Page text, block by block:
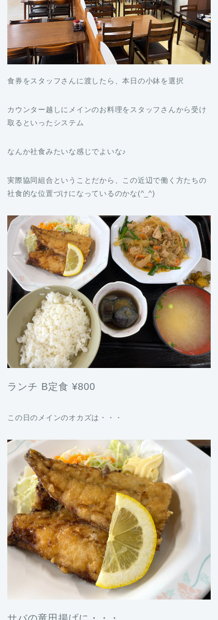
食券をスタッフさんに渡したら、本日の小鉢を選択
カウンター越しにメインのお料理をスタッフさんから受け
取るといったシステム
なんか社食みたいな感じでよいな♪
実際協同組合ということだから、この近辺で働く方たちの
社食的な位置づけになっているのかな(^_^)
ランチ B定食 ¥800
この日のメインのオカズは・・・